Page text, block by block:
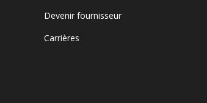
Devenir fournisseur
Carrières